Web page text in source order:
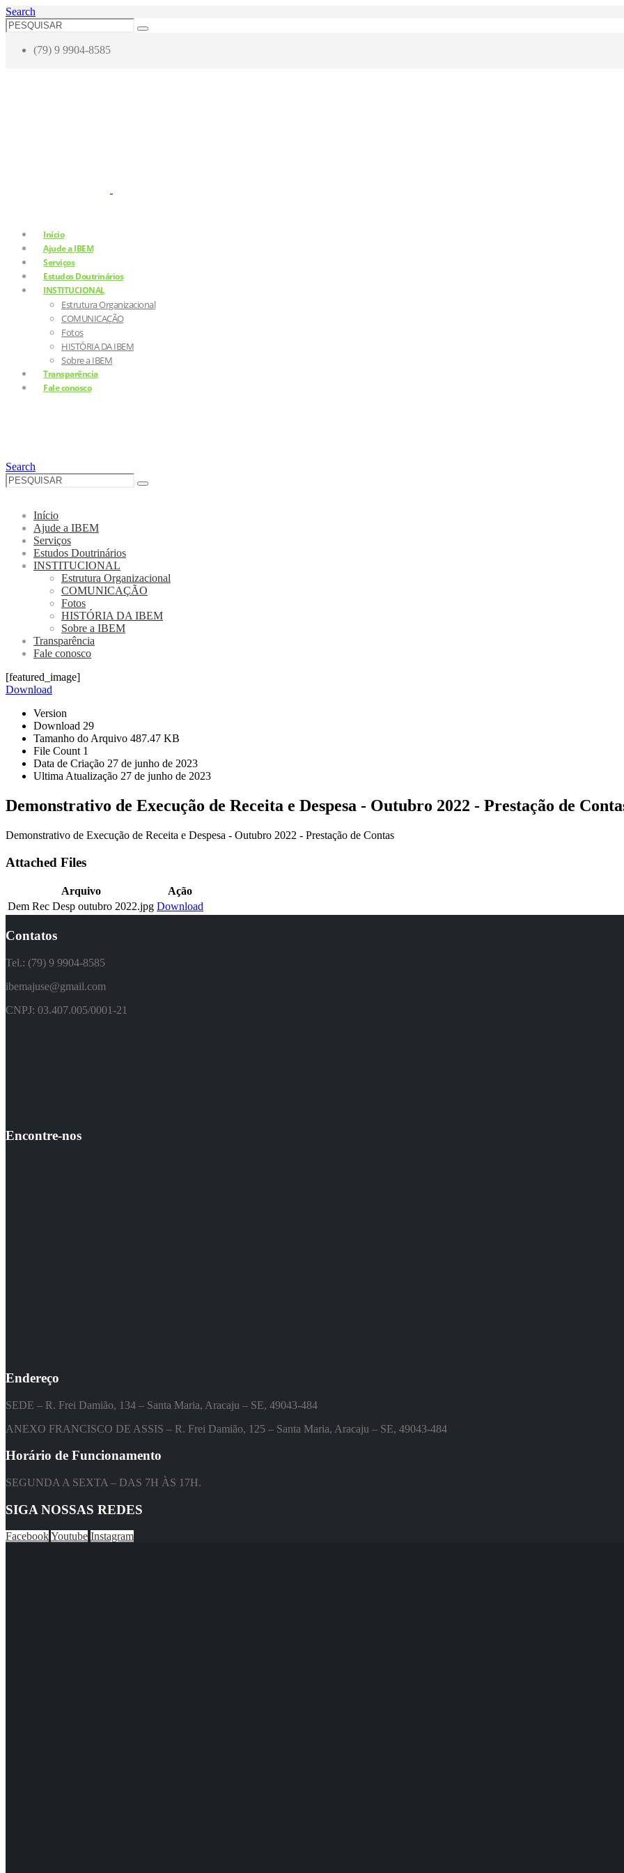
Search
(79) 9 9904-8585
Início
Ajude a IBEM
Serviços
Estudos Doutrinários
INSTITUCIONAL
Estrutura Organizacional
COMUNICAÇÃO
Fotos
HISTÓRIA DA IBEM
Sobre a IBEM
Transparência
Fale conosco
Search
Início
Ajude a IBEM
Serviços
Estudos Doutrinários
INSTITUCIONAL
Estrutura Organizacional
COMUNICAÇÃO
Fotos
HISTÓRIA DA IBEM
Sobre a IBEM
Transparência
Fale conosco
[featured_image]
Download
Version
Download 29
Tamanho do Arquivo 487.47 KB
File Count 1
Data de Criação 27 de junho de 2023
Ultima Atualização 27 de junho de 2023
Demonstrativo de Execução de Receita e Despesa - Outubro 2022 - Prestação de
Demonstrativo de Execução de Receita e Despesa - Outubro 2022 - Prestação de Contas
Attached Files
Arquivo
Ação
Dem Rec Desp outubro 2022.jpg Download
Contatos
Tel.: (79) 9 9904-8585
ibemajuse@gmail.com
CNPJ: 03.407.005/0001-21
Encontre-nos
Endereço
SEDE – R. Frei Damião, 134 – Santa Maria, Aracaju – SE, 49043-484
ANEXO FRANCISCO DE ASSIS – R. Frei Damião, 125 – Santa Maria, Aracaju – SE, 49043-484
Horário de Funcionamento
SEGUNDA A SEXTA – DAS 7H ÀS 17H.
SIGA NOSSAS REDES
FacebookYoutube Instagram